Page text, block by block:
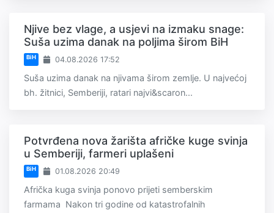
Njive bez vlage, a usjevi na izmaku snage:
Suša uzima danak na poljima širom BiH
BiH 04.08.2026 17:52
Suša uzima danak na njivama širom zemlje. U najvećoj
bh. žitnici, Semberiji, ratari najvi&scaron...
Potvrđena nova žarišta afričke kuge svinja
u Semberiji, farmeri uplašeni
BiH 01.08.2026 20:49
Afrička kuga svinja ponovo prijeti semberskim
farmama Nakon tri godine od katastrofalnih